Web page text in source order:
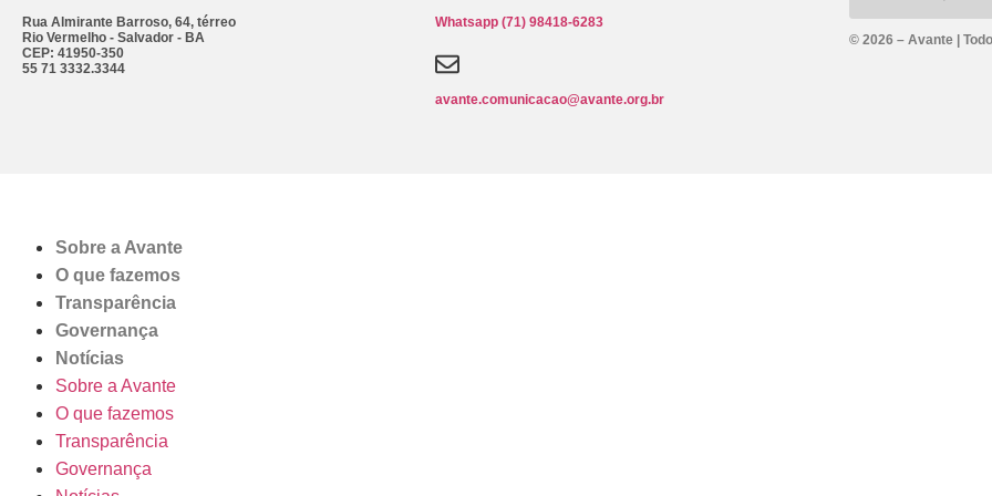
Rua Almirante Barroso, 64, térreo
Rio Vermelho - Salvador - BA
CEP: 41950-350
55 71 3332.3344
Whatsapp (71) 98418-6283
avante.comunicacao@avante.org.br
© 2026 – Avante |
Sobre a Avante
O que fazemos
Transparência
Governança
Notícias
Sobre a Avante
O que fazemos
Transparência
Governança